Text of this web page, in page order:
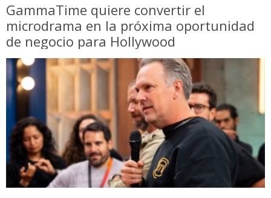
GammaTime quiere convertir el
microdrama en la próxima oportunidad
de negocio para Hollywood